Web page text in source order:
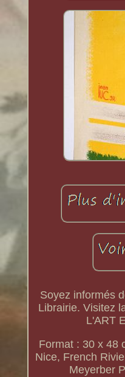
Soyez informés
Librairie. Visitez
L'ART
Format : 30 x 48
Nice, French
Meyerber